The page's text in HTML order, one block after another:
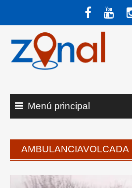
contenido
Menú principal
AMBULANCIAVOLCADA